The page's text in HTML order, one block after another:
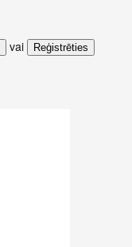
vai Reģistrēties